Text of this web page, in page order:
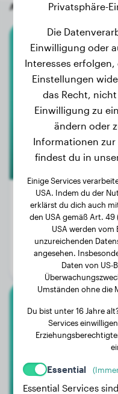
Andere zufällige Hunde
Gewicht:
Alter:
Geschlecht:
Privatsphäre-
Die
Einwilligung oder
Interesses
Einstellungen
das Recht,
Einwilligung zu
ändern oder
Informationen zur
findest du in
Einige Services
USA. Indem du der
erklärst du dich auch
den USA gemäß Art. 49
USA werden vom
unzureichenden
angesehen.
Daten von US-
Umständen ohne die
Du bist unter 16 Jahre
Services
Essential
Essential Services